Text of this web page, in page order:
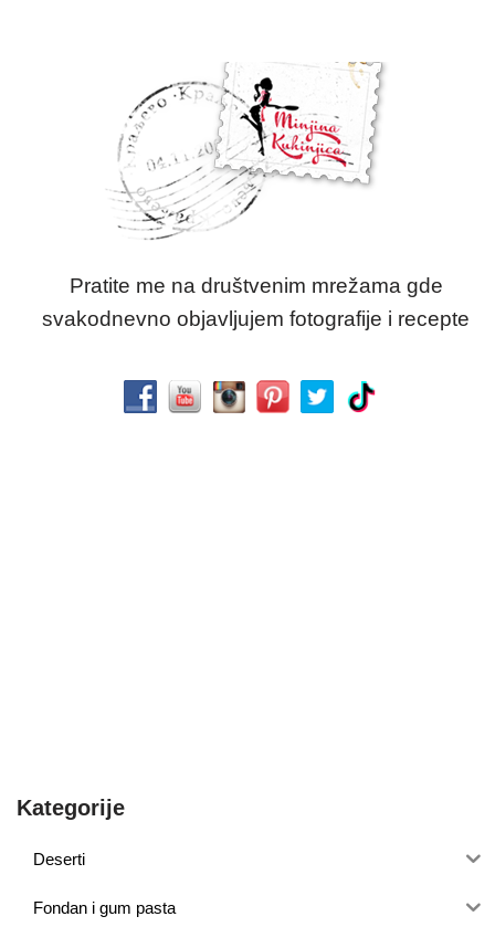
Pratite me na društvenim mrežama gde
svakodnevno objavljujem fotografije i recepte
Kategorije
Deserti
Fondan i gum pasta